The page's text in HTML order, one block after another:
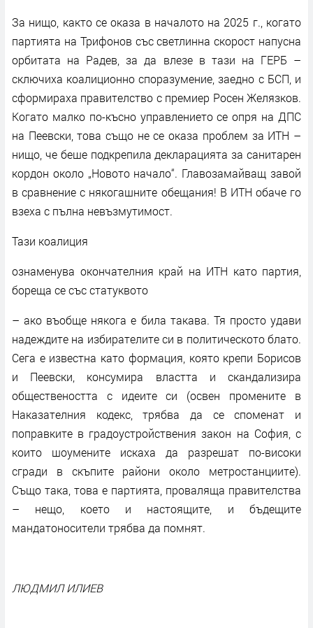
За нищо, както се оказа в началото на 2025 г., когато
партията на Трифонов със светлинна скорост напусна
орбитата на Радев, за да влезе в тази на ГЕРБ –
сключиха коалиционно споразумение, заедно с БСП, и
сформираха правителство с премиер Росен Желязков.
Когато малко по-късно управлението се опря на ДПС
на Пеевски, това също не се оказа проблем за ИТН –
нищо, че беше подкрепила декларацията за санитарен
кордон около „Новото начало“. Главозамайващ завой
в сравнение с някогашните обещания! В ИТН обаче го
взеха с пълна невъзмутимост.
Тази коалиция
ознаменува окончателния край на ИТН като партия,
бореща се със статуквото
– ако въобще някога е била такава. Тя просто удави
надеждите на избирателите си в политическото блато.
Сега е известна като формация, която крепи Борисов
и Пеевски, консумира властта и скандализира
обществеността с идеите си (освен промените в
Наказателния кодекс, трябва да се споменат и
поправките в градоустройствения закон на София, с
които шоумените искаха да разрешат по-високи
сгради в скъпите райони около метростанциите).
Също така, това е партията, проваляща правителства
– нещо, което и настоящите, и бъдещите
мандатоносители трябва да помнят.
ЛЮДМИЛ ИЛИЕВ